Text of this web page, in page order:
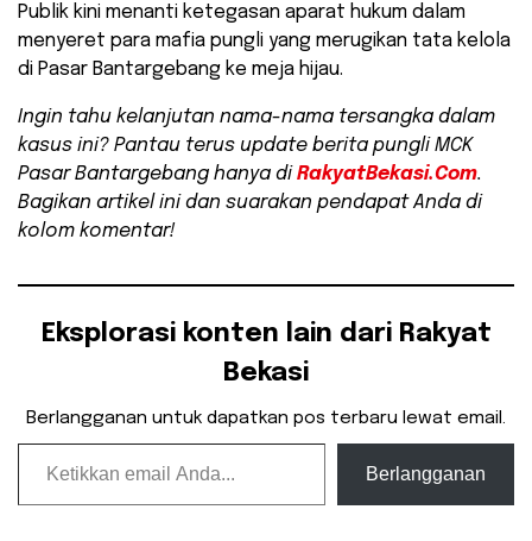
Publik kini menanti ketegasan aparat hukum dalam
menyeret para mafia pungli yang merugikan tata kelola
di Pasar Bantargebang ke meja hijau.
Ingin tahu kelanjutan nama-nama tersangka dalam
kasus ini? Pantau terus update berita pungli MCK
Pasar Bantargebang hanya di RakyatBekasi.Com.
Bagikan artikel ini dan suarakan pendapat Anda di
kolom komentar!
Eksplorasi konten lain dari Rakyat
Bekasi
Berlangganan untuk dapatkan pos terbaru lewat email.
Ketikkan email Anda...
Berlangganan